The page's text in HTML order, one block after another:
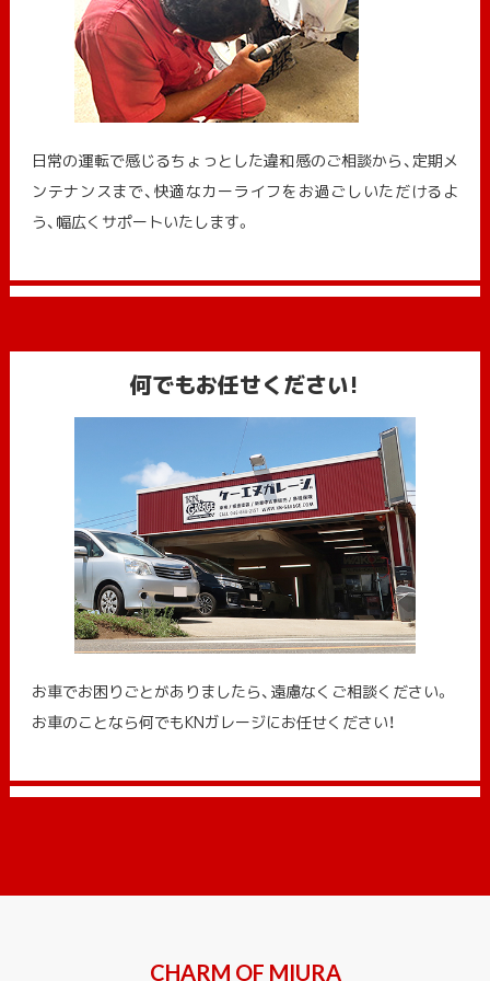
日常の運転で感じるちょっとした違和感のご相談から、定期メ
ンテナンスまで、快適なカーライフをお過ごしいただけるよ
う、幅広くサポートいたします。
何でもお任せください!
お車でお困りごとがありましたら、遠慮なくご相談ください。
お車のことなら何でもKNガレージにお任せください！
CHARM OF MIURA